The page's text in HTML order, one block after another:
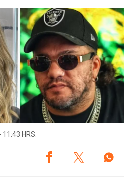
11:43 HRS.